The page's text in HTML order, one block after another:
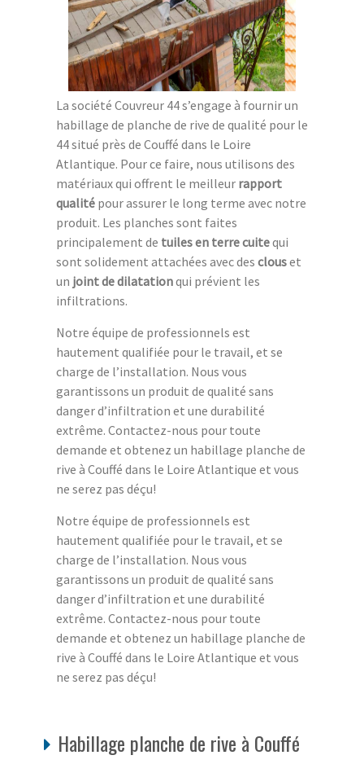
La société Couvreur 44 s’engage à fournir un
habillage de planche de rive de qualité pour le
44 situé près de Couffé dans le Loire
Atlantique. Pour ce faire, nous utilisons des
matériaux qui offrent le meilleur rapport
qualité pour assurer le long terme avec notre
produit. Les planches sont faites
principalement de tuiles en terre cuitequi
sont solidement attachées avec des clouset
un joint de dilatationqui prévient les
infiltrations.
Notre équipe de professionnels est
hautement qualifiée pour le travail, et se
charge de l’installation. Nous vous
garantissons un produit de qualité sans
danger d’infiltration et une durabilité
extrême. Contactez-nous pour toute
demande et obtenez un habillage planche de
rive à Couffé dans le Loire Atlantique et vous
ne serez pas déçu!
Notre équipe de professionnels est
hautement qualifiée pour le travail, et se
charge de l’installation. Nous vous
garantissons un produit de qualité sans
danger d’infiltration et une durabilité
extrême. Contactez-nous pour toute
demande et obtenez un habillage planche de
rive à Couffé dans le Loire Atlantique et vous
ne serez pas déçu!
Habillage planche de rive à Couffé